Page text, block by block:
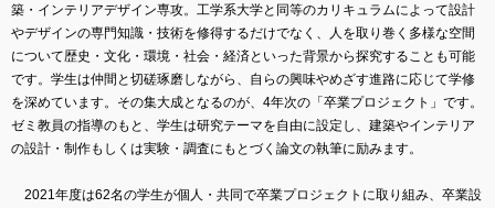
築・インテリアデザイン専攻。工学系大学と同等のカリキュラムによって設計
やデザインの専門知識・技術を修得するだけでなく、人を取り巻く多様な空間
について歴史・文化・環境・社会・経済といった背景から探究することも可能
です。学生は仲間と切磋琢磨しながら、自らの興味やめざす進路に応じて学修
を深めています。その集大成となるのが、4年次の「卒業プロジェクト」です。
ゼミ教員の指導のもと、学生は研究テーマを自由に設定し、建築やインテリア
の設計・制作もしくは実験・調査にもとづく論文の執筆に励みます。
2021年度は62名の学生が個人・共同で卒業プロジェクトに取り組み、卒業設